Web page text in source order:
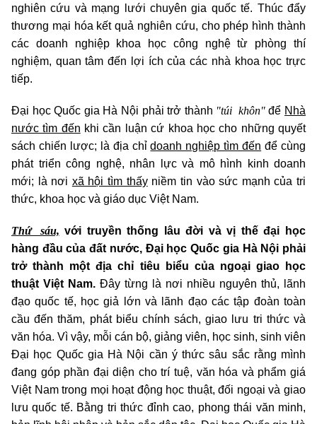
nghiên cứu và mạng lưới chuyên gia quốc tế. Thúc đẩy
thương mại hóa kết quả nghiên cứu, cho phép hình thành
các doanh nghiệp khoa học công nghệ từ phòng thí
nghiệm, quan tâm đến lợi ích của các nhà khoa học trực
tiếp.
Đại học Quốc gia Hà Nội phải trở thành "túi khôn"để Nhà
nước tìm đến khi cần luận cứ khoa học cho những quyết
sách chiến lược; là địa chỉdoanh nghiệp tìm đến để cùng
phát triển công nghệ, nhân lực và mô hình kinh doanh
mới; là nơi xã hội tìm thấyniềm tin vào sức mạnh của tri
thức, khoa học và giáo dục Việt Nam.
Thứ sáu, với truyền thống lâu đời và vị thế đại học
hàng đầu của đất nước, Đại học Quốc gia Hà Nội phải
trở thành một địa chỉ tiêu biểu của ngoại giao học
thuật Việt Nam. Đây từng là nơi nhiều nguyên thủ, lãnh
đạo quốc tế, học giả lớn và lãnh đạo các tập đoàn toàn
cầu đến thăm, phát biểu chính sách, giao lưu tri thức và
văn hóa. Vì vậy, mỗi cán bộ, giảng viên, học sinh, sinh viên
Đại học Quốc gia Hà Nội cần ý thức sâu sắc rằng mình
đang góp phần đại diện cho trí tuệ, văn hóa và phẩm giá
Việt Nam trong mọi hoạt động học thuật, đối ngoại và giao
lưu quốc tế. Bằng tri thức đỉnh cao, phong thái văn minh,